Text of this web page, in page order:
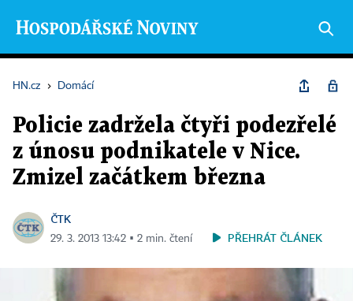
HN.cz › Domácí
Policie zadržela čtyři podezřelé
z únosu podnikatele v Nice.
Zmizel začátkem března
ČTK
29. 3. 2013 13:42 ▪ 2 min. čtení PŘEHRÁT ČLÁNEK